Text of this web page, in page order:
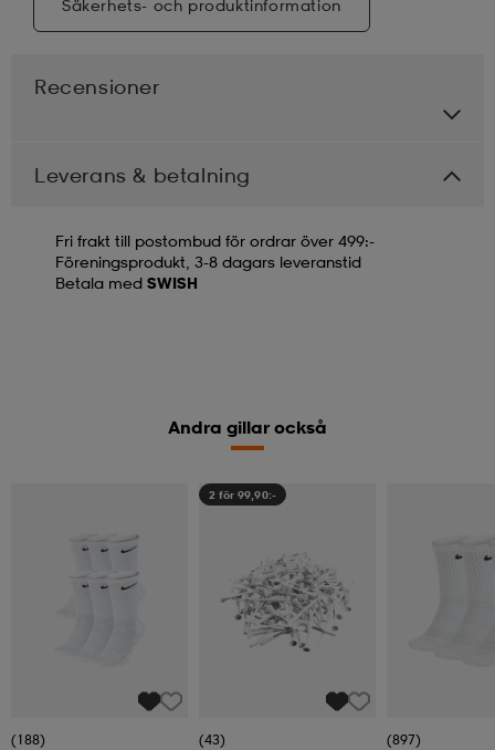
Säkerhets- och produktinformation
Recensioner
Leverans & betalning
Fri frakt till postombud för ordrar över 499:-
Föreningsprodukt, 3-8 dagars leveranstid
Betala med SWISH
Andra gillar också
(188)
2 för 99,90:-
(43)
(897)